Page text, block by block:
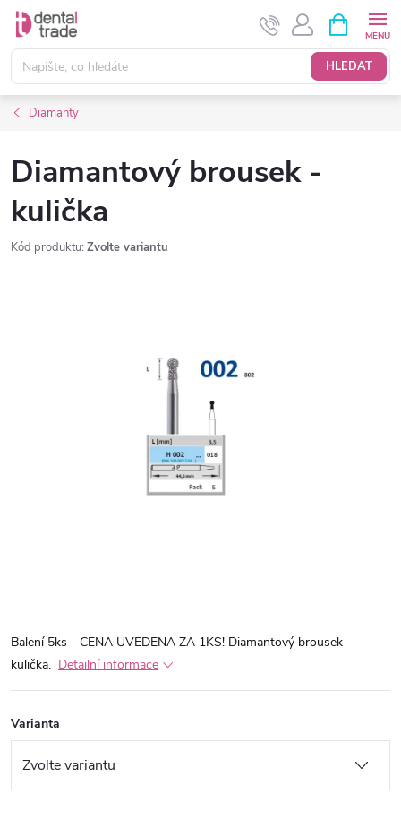
Přejít
obsah
HLEDAT
NÁKUPNÍ
KOŠÍK
Diamanty
Diamantový brousek -
kulička
Kód produktu: Zvolte variantu
Balení 5ks - CENA UVEDENA ZA 1KS! Diamantový brousek -
kulička. Detailní informace
Varianta